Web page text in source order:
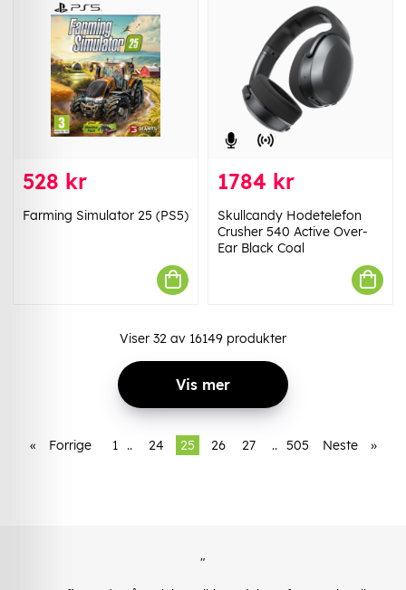
528 kr
Farming Simulator 25 (PS5)
1784 kr
Skullcandy Hodetelefon
Crusher 540 Active Over-
Ear Black Coal
Viser 32 av 16149 produkter
Vis mer
« Forrige 1 .. 24 25 26 27 .. 505 Neste »
"